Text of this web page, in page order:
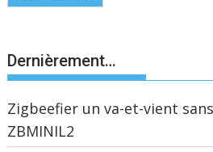
Dernièrement…
Zigbeefier un va-et-vient
ZBMINIL2